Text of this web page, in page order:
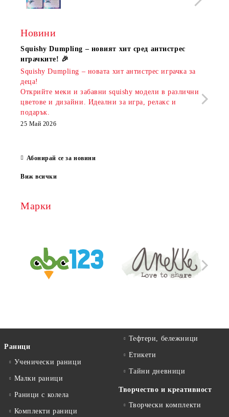
Новини
Squishy Dumpling – новият хит сред антистрес
играчките! 🎉
Squishy Dumpling – новата хит антистрес играчка за
деца!
Открийте меки и забавни squishy модели в различни
цветове и дизайни. Идеални за игра, релакс и
подарък.
25 Май 2026
Абонирай се за новини
Виж всички
Марки
Раници
Ученически раници
Малки раници
Раници с колела
Комплекти раници
Тефтери, бележници
Етикети
Тайни дневници
Творчество и креативност
Творчески комплекти